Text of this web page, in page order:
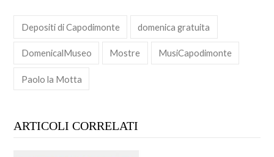
Depositi di Capodimonte domenica gratuita
DomenicalMuseo Mostre MusiCapodimonte
Paolo la Motta
ARTICOLI CORRELATI